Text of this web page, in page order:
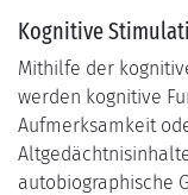
Kognitive
Mithilfe der
werden kognitive
Aufmerksamkeit
autobiographische